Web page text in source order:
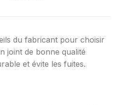
du fabricant pour choisir
joint de bonne qualité
et évite les fuites.